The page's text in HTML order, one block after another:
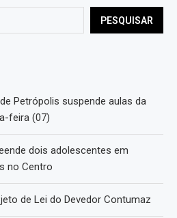
PESQUISAR
Petrópolis suspende aulas da
feira (07)
dois adolescentes em
no Centro
de Lei do Devedor Contumaz